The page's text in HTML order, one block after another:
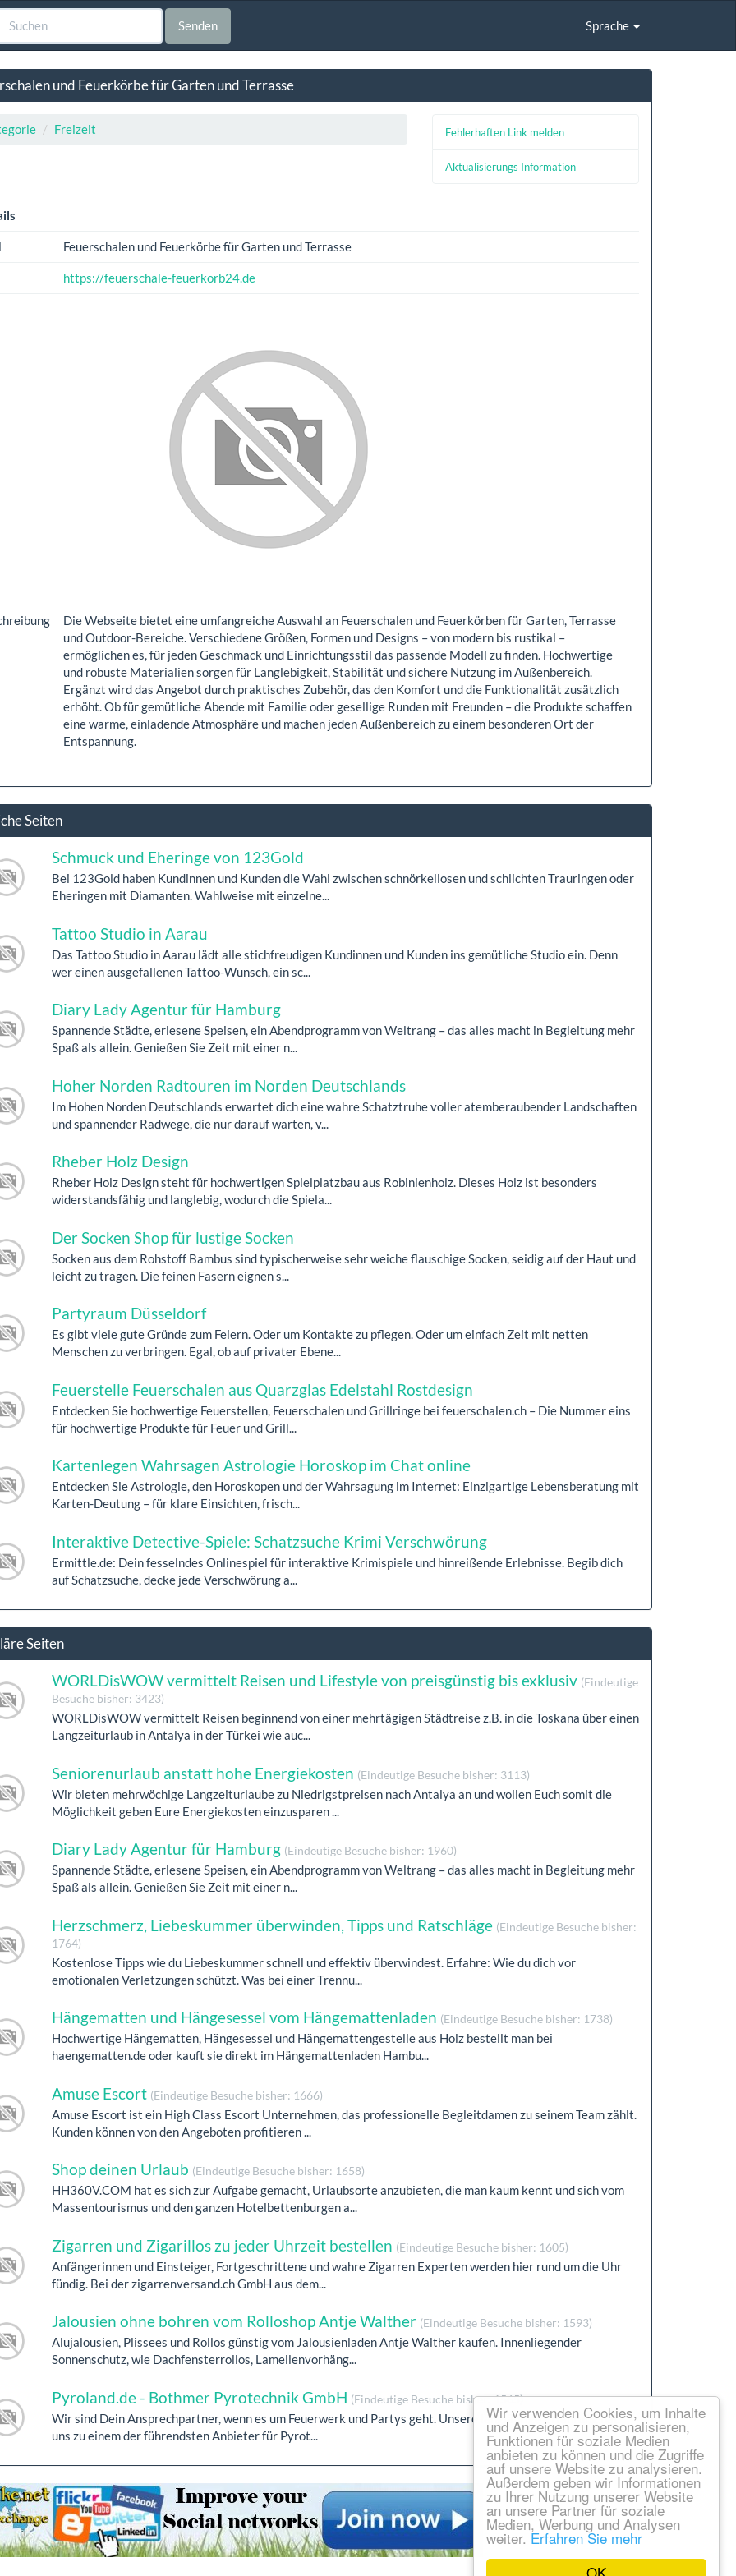
Wir verwenden Cookies, um Inhalte
und Anzeigen zu personalisieren,
Funktionen für soziale Medien
anbieten zu können und die Zugriffe
auf unsere Website zu analysieren.
Außerdem geben wir Informationen
zu Ihrer Nutzung unserer Website
an unsere Partner für soziale
Medien, Werbung und Analysen
weiter. Erfahren Sie mehr
Senden Sprache
und Feuerkörbe für Garten und Terrasse
Freizeit Fehlerhaften Link melden
Aktualisierungs Information
Feuerschalen und Feuerkörbe für Garten und Terrasse
https://feuerschale-feuerkorb24.de
Die Webseite bietet eine umfangreiche Auswahl an Feuerschalen und Feuerkörben für Garten, Terrasse
und Outdoor-Bereiche. Verschiedene Größen, Formen und Designs – von modern bis rustikal –
ermöglichen es, für jeden Geschmack und Einrichtungsstil das passende Modell zu finden. Hochwertige
und robuste Materialien sorgen für Langlebigkeit, Stabilität und sichere Nutzung im Außenbereich.
Ergänzt wird das Angebot durch praktisches Zubehör, das den Komfort und die Funktionalität zusätzlich
erhöht. Ob für gemütliche Abende mit Familie oder gesellige Runden mit Freunden – die Produkte schaffen
eine warme, einladende Atmosphäre und machen jeden Außenbereich zu einem besonderen Ort der
Entspannung.
Seiten
Schmuck und Eheringe von 123Gold
Bei 123Gold haben Kundinnen und Kunden die Wahl zwischen schnörkellosen und schlichten Trauringen oder
Eheringen mit Diamanten. Wahlweise mit einzelne...
Tattoo Studio in Aarau
Das Tattoo Studio in Aarau lädt alle stichfreudigen Kundinnen und Kunden ins gemütliche Studio ein. Denn
wer einen ausgefallenen Tattoo-Wunsch, ein sc...
Diary Lady Agentur für Hamburg
Spannende Städte, erlesene Speisen, ein Abendprogramm von Weltrang – das alles macht in Begleitung mehr
Spaß als allein. Genießen Sie Zeit mit einer n...
Hoher Norden Radtouren im Norden Deutschlands
Im Hohen Norden Deutschlands erwartet dich eine wahre Schatztruhe voller atemberaubender Landschaften
und spannender Radwege, die nur darauf warten, v...
Rheber Holz Design
Rheber Holz Design steht für hochwertigen Spielplatzbau aus Robinienholz. Dieses Holz ist besonders
widerstandsfähig und langlebig, wodurch die Spiela...
Der Socken Shop für lustige Socken
Socken aus dem Rohstoff Bambus sind typischerweise sehr weiche flauschige Socken, seidig auf der Haut und
leicht zu tragen. Die feinen Fasern eignen s...
Partyraum Düsseldorf
Es gibt viele gute Gründe zum Feiern. Oder um Kontakte zu pflegen. Oder um einfach Zeit mit netten
Menschen zu verbringen. Egal, ob auf privater Ebene...
Feuerstelle Feuerschalen aus Quarzglas Edelstahl Rostdesign
Entdecken Sie hochwertige Feuerstellen, Feuerschalen und Grillringe bei feuerschalen.ch – Die Nummer eins
für hochwertige Produkte für Feuer und Grill...
Kartenlegen Wahrsagen Astrologie Horoskop im Chat online
Entdecken Sie Astrologie, den Horoskopen und der Wahrsagung im Internet: Einzigartige Lebensberatung mit
Karten-Deutung – für klare Einsichten, frisch...
Interaktive Detective-Spiele: Schatzsuche Krimi Verschwörung
Ermittle.de: Dein fesselndes Onlinespiel für interaktive Krimispiele und hinreißende Erlebnisse. Begib dich
auf Schatzsuche, decke jede Verschwörung a...
Seiten
WORLDisWOW vermittelt Reisen und Lifestyle von preisgünstig bis exklusiv (Eindeutige
Besuche bisher: 3423)
WORLDisWOW vermittelt Reisen beginnend von einer mehrtägigen Städtreise z.B. in die Toskana über einen
Langzeiturlaub in Antalya in der Türkei wie auc...
Seniorenurlaub anstatt hohe Energiekosten (Eindeutige Besuche bisher: 3113)
Wir bieten mehrwöchige Langzeiturlaube zu Niedrigstpreisen nach Antalya an und wollen Euch somit die
Möglichkeit geben Eure Energiekosten einzusparen ...
Diary Lady Agentur für Hamburg (Eindeutige Besuche bisher: 1960)
Spannende Städte, erlesene Speisen, ein Abendprogramm von Weltrang – das alles macht in Begleitung mehr
Spaß als allein. Genießen Sie Zeit mit einer n...
Herzschmerz, Liebeskummer überwinden, Tipps und Ratschläge (Eindeutige Besuche bisher:
1764)
Kostenlose Tipps wie du Liebeskummer schnell und effektiv überwindest. Erfahre: Wie du dich vor
emotionalen Verletzungen schützt. Was bei einer Trennu...
Hängematten und Hängesessel vom Hängemattenladen (Eindeutige Besuche bisher: 1738)
Hochwertige Hängematten, Hängesessel und Hängemattengestelle aus Holz bestellt man bei
haengematten.de oder kauft sie direkt im Hängemattenladen Hambu...
Amuse Escort (Eindeutige Besuche bisher: 1666)
Amuse Escort ist ein High Class Escort Unternehmen, das professionelle Begleitdamen zu seinem Team zählt.
Kunden können von den Angeboten profitieren ...
Shop deinen Urlaub (Eindeutige Besuche bisher: 1658)
HH360V.COM hat es sich zur Aufgabe gemacht, Urlaubsorte anzubieten, die man kaum kennt und sich vom
Massentourismus und den ganzen Hotelbettenburgen a...
Zigarren und Zigarillos zu jeder Uhrzeit bestellen (Eindeutige Besuche bisher: 1605)
Anfängerinnen und Einsteiger, Fortgeschrittene und wahre Zigarren Experten werden hier rund um die Uhr
fündig. Bei der zigarrenversand.ch GmbH aus dem...
Jalousien ohne bohren vom Rolloshop Antje Walther (Eindeutige Besuche bisher: 1593)
Alujalousien, Plissees und Rollos günstig vom Jalousienladen Antje Walther kaufen. Innenliegender
Sonnenschutz, wie Dachfensterrollos, Lamellenvorhäng...
Pyroland.de - Bothmer Pyrotechnik GmbH (Eindeutige Besuche bisher: 1565)
Wir sind Dein Ansprechpartner, wenn es um Feuerwerk und Partys geht. Unsere langjährige Erfahrung hat
uns zu einem der führendsten Anbieter für Pyrot...